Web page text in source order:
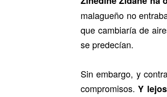
malagueño no
que cambiaría de
se predecían.
Sin embargo, y
compromisos.Y